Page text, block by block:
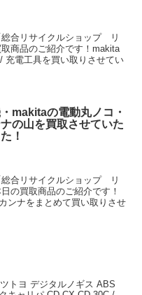
合リサイクルショップ リ
商品のご紹介です！makita
充電工具を買い取りさせてい
makitaの電動丸ノコ・
の山を買取させていた
！
合リサイクルショップ リ
の買取商品のご紹介です！
ンナをまとめて買い取りさせ
トヨ デジタルノギス ABS